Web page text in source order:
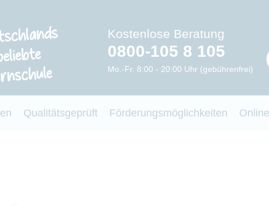
Kostenlose Beratung
0800-105 8 105
Mo.-Fr. 8:00 - 20:00 Uhr (gebührenfrei)
Qualitätsgeprüft Förderungsmöglichkeiten